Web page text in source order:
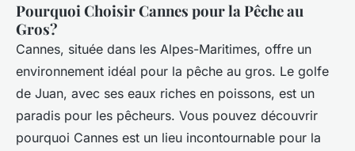
Pourquoi Choisir Cannes pour la Pêche au
Gros?
Cannes, située dans les Alpes-Maritimes, offre un
environnement idéal pour la pêche au gros. Le golfe
de Juan, avec ses eaux riches en poissons, est un
paradis pour les pêcheurs. Vous pouvez découvrir
pourquoi Cannes est un lieu incontournable pour la